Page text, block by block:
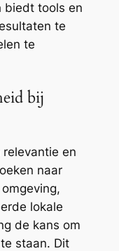
biedt tools en
te
te
bij
relevantie en
naar
lokale
de kans om
staan. Dit